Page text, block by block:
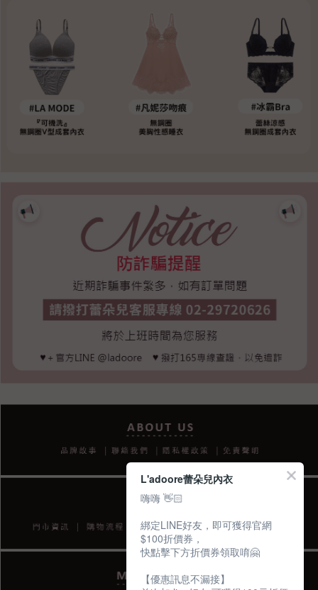
L'adoore蕾朵兒內衣
嗨嗨 👋🏻
綁定LINE好友，即可獲得官網
$100折價券，
快點擊下方折價券領取唷🤗
【優惠訊息不漏接】